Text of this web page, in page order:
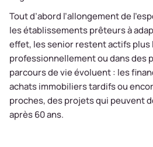
Tout d’abord l’allongement de
les établissements prêteurs à
effet, les senior restent actifs plus
professionnellement ou dans des
parcours de vie évoluent : les
achats immobiliers tardifs ou
proches, des projets qui peuvent
après 60 ans.